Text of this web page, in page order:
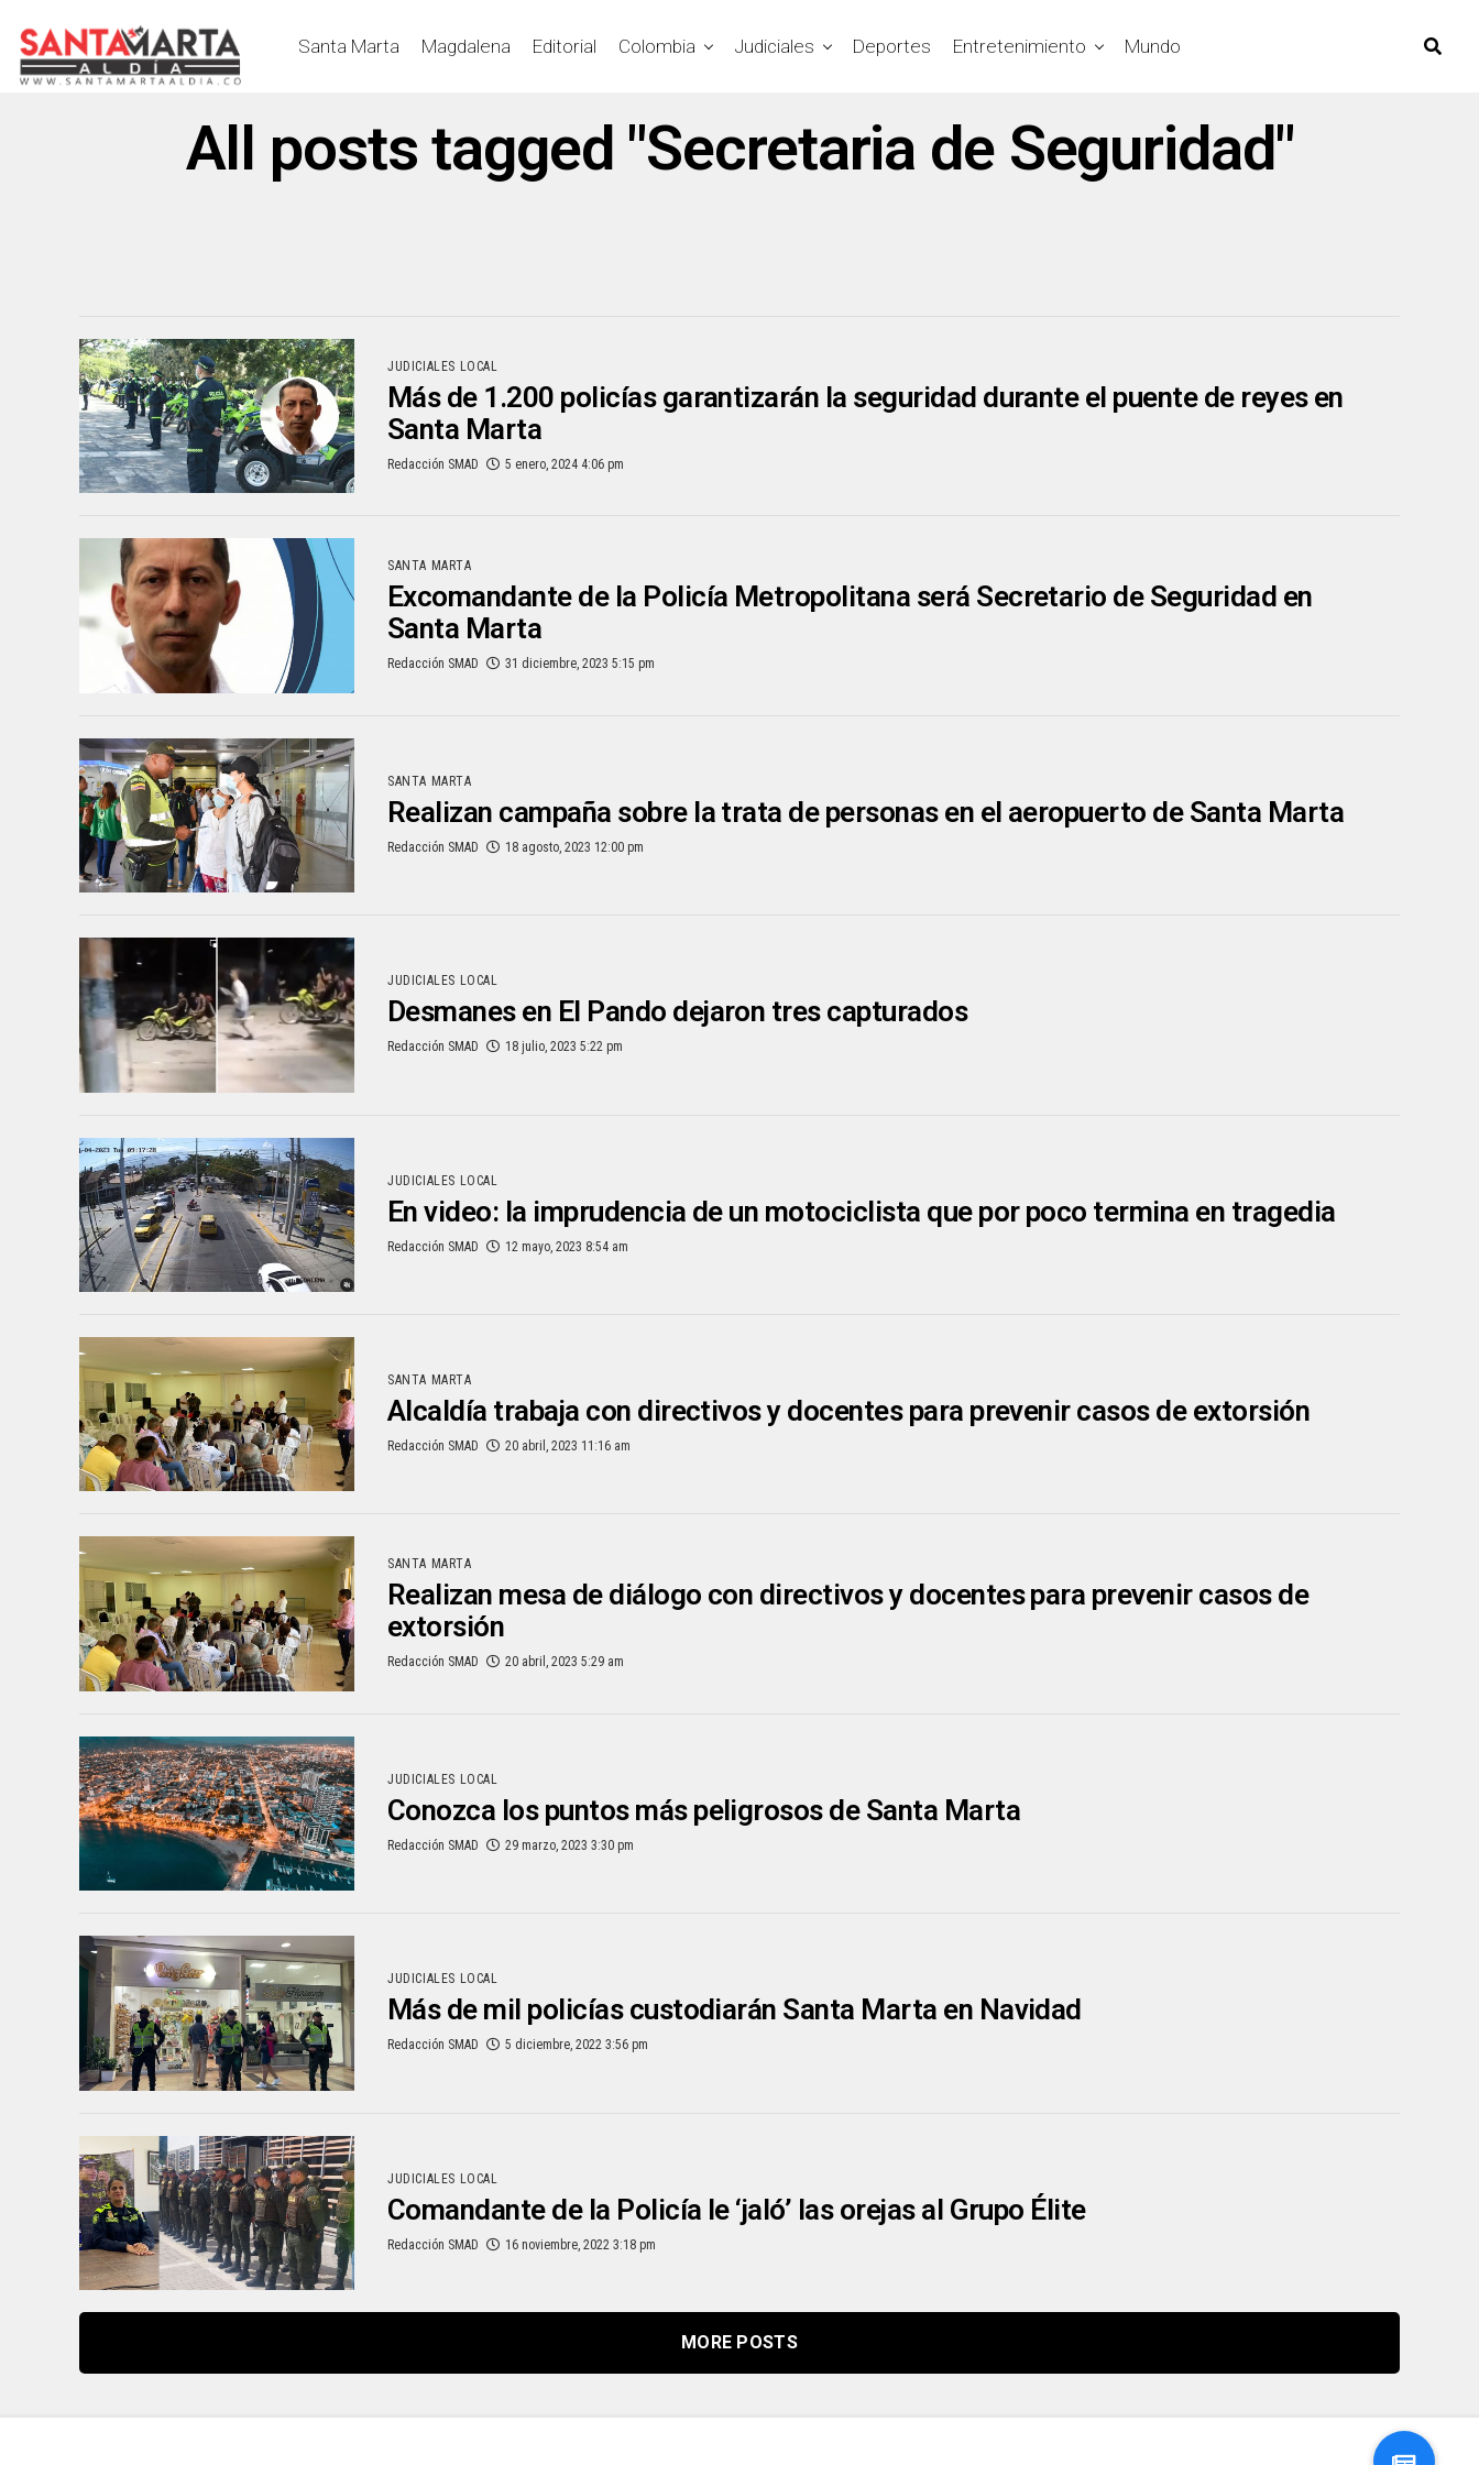
Santa Marta Magdalena Editorial Colombia Judiciales Deportes Entretenimiento Mundo
All posts tagged "Secretaria de Seguridad"
JUDICIALES LOCAL
Más de 1.200 policías garantizarán la seguridad durante el puente de reyes en
Santa Marta
Redacción SMAD 5 enero, 2024 4:06 pm
SANTA MARTA
Excomandante de la Policía Metropolitana será Secretario de Seguridad en
Santa Marta
Redacción SMAD 31 diciembre, 2023 5:15 pm
SANTA MARTA
Realizan campaña sobre la trata de personas en el aeropuerto de Santa Marta
Redacción SMAD 18 agosto, 2023 12:00 pm
JUDICIALES LOCAL
Desmanes en El Pando dejaron tres capturados
Redacción SMAD 18 julio, 2023 5:22 pm
JUDICIALES LOCAL
En video: la imprudencia de un motociclista que por poco termina en tragedia
Redacción SMAD 12 mayo, 2023 8:54 am
SANTA MARTA
Alcaldía trabaja con directivos y docentes para prevenir casos de extorsión
Redacción SMAD 20 abril, 2023 11:16 am
SANTA MARTA
Realizan mesa de diálogo con directivos y docentes para prevenir casos de
extorsión
Redacción SMAD 20 abril, 2023 5:29 am
JUDICIALES LOCAL
Conozca los puntos más peligrosos de Santa Marta
Redacción SMAD 29 marzo, 2023 3:30 pm
JUDICIALES LOCAL
Más de mil policías custodiarán Santa Marta en Navidad
Redacción SMAD 5 diciembre, 2022 3:56 pm
JUDICIALES LOCAL
Comandante de la Policía le ‘jaló’ las orejas al Grupo Élite
Redacción SMAD 16 noviembre, 2022 3:18 pm
MORE POSTS